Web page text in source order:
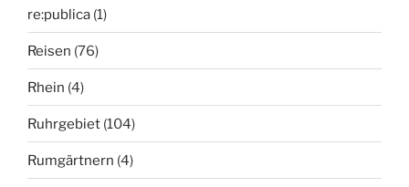
re:publica (1)
Reisen (76)
Rhein (4)
Ruhrgebiet (104)
Rumgärtnern (4)